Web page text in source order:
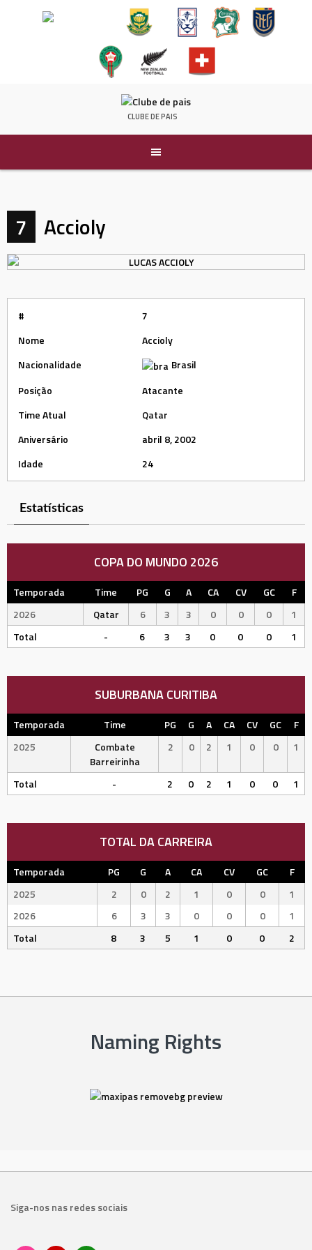
CLUBE DE PAIS
7 Accioly
#
7
Nome
Accioly
Nacionalidade
Brasil
Posição
Atacante
Time Atual
Qatar
Aniversário
abril 8, 2002
Idade
24
Estatísticas
COPA DO MUNDO 2026
Temporada Time PG G A CA CV GC
F
2026
Qatar 6 3 3 0 0 0
1
Total
- 6 3 3 0 0 0 1
SUBURBANA CURITIBA
Temporada Time PG G A CA CV GC
F
2025
Combate
Barreirinha
2 0 2 1 0 0 1
Total - 2 0 2 1 0 0 1
TOTAL DA CARREIRA
Temporada PG G A CA CV GC
F
2025
2 0 2 1 0 0
1
2026
6 3 3 0 0 0
1
Total
8 3 5 1 0 0 2
Naming Rights
Siga-nos nas redes sociais